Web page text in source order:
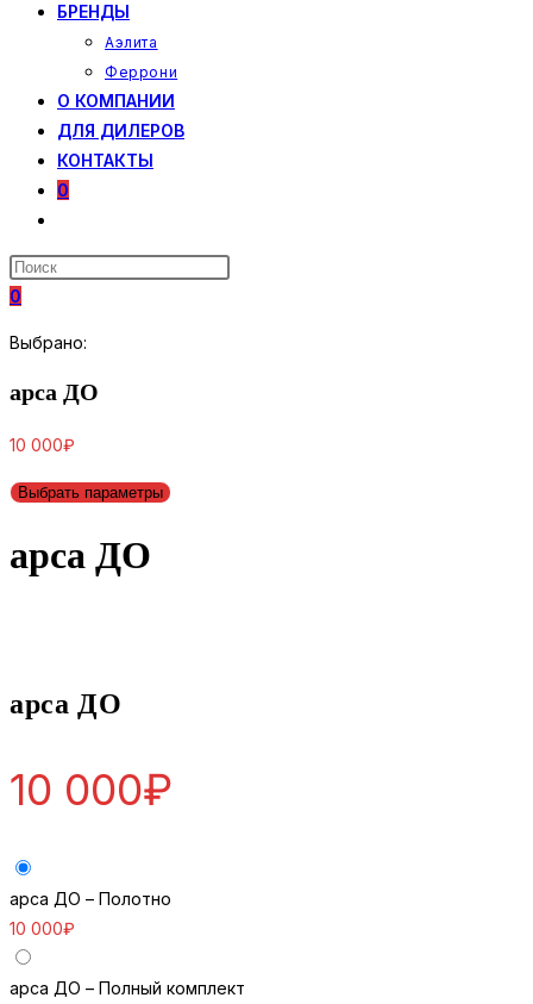
БРЕНДЫ
Аэлита
Феррони
О КОМПАНИИ
ДЛЯ ДИЛЕРОВ
КОНТАКТЫ
0
ПО
САЙТУ
0
Выбрано:
арса ДО
10 000₽
Выбрать параметры
арса ДО
арса ДО
10 000₽
арса ДО – Полотно
10 000₽
арса ДО – Полный комплект